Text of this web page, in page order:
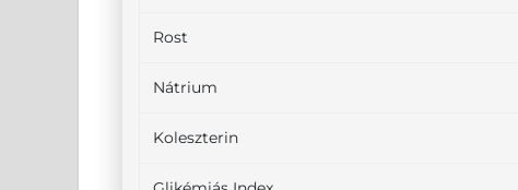
Rost
Nátrium
Koleszterin